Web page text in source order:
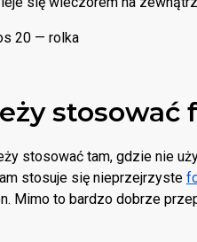
stosować tam, gdzie nie
stosuje się nieprzejrzyste
Mimo to bardzo dobrze